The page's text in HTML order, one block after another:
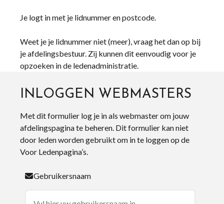
Je logt in met je lidnummer en postcode.
Weet je je lidnummer niet (meer), vraag het dan op bij
je afdelingsbestuur. Zij kunnen dit eenvoudig voor je
opzoeken in de ledenadministratie.
INLOGGEN WEBMASTERS
Met dit formulier log je in als webmaster om jouw
afdelingspagina te beheren. Dit formulier kan niet
door leden worden gebruikt om in te loggen op de
Voor Ledenpagina’s.
Gebruikersnaam